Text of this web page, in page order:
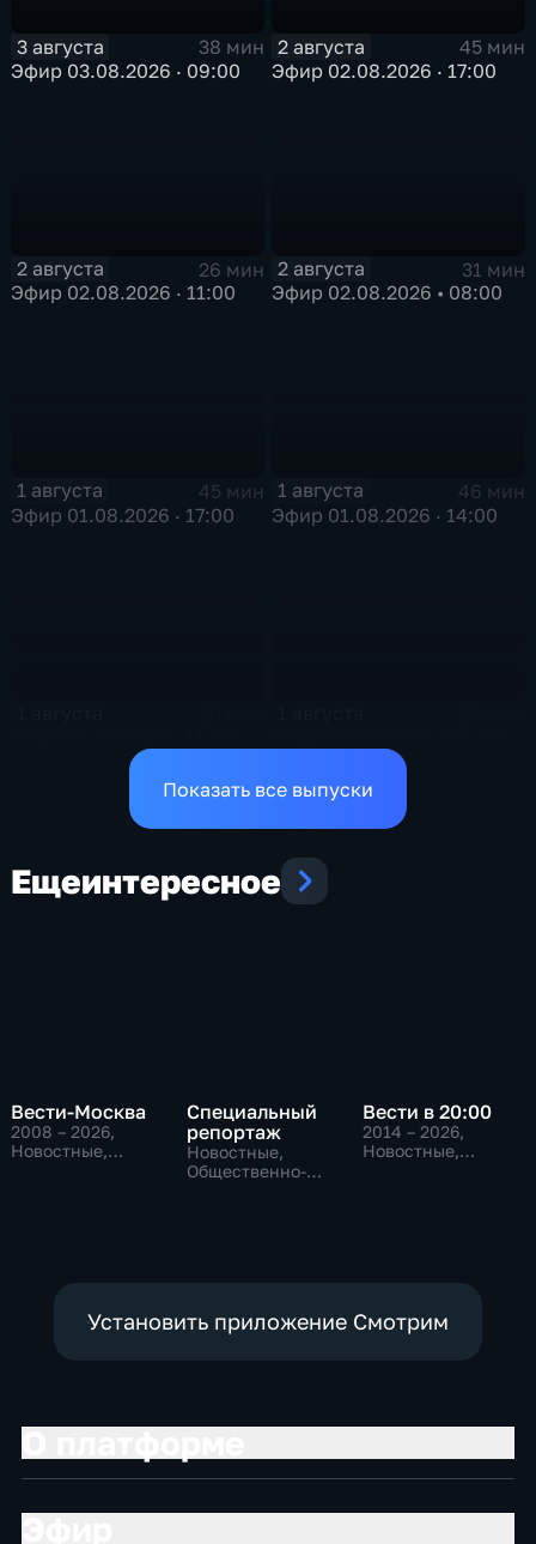
3 августа
38 мин
Эфир 03.08.2026 · 09:00
2 августа
45 мин
Эфир 02.08.2026 · 17:00
2 августа
26 мин
Эфир 02.08.2026 · 11:00
2 августа
31 мин
Эфир 02.08.2026 • 08:00
1 августа
45 мин
Эфир 01.08.2026 · 17:00
1 августа
46 мин
Эфир 01.08.2026 · 14:00
Показать все выпуски
Ещеинтересное
Вести-Москва
2008 – 2026,
Новостные,
Специальный
репортаж
Новостные,
Общественно-
Вести в 20:00
2014 – 2026,
Новостные,
Установить приложение Смотрим